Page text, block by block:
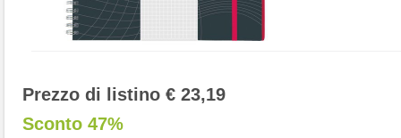
Prezzo di listino € 23,19
Sconto 47%